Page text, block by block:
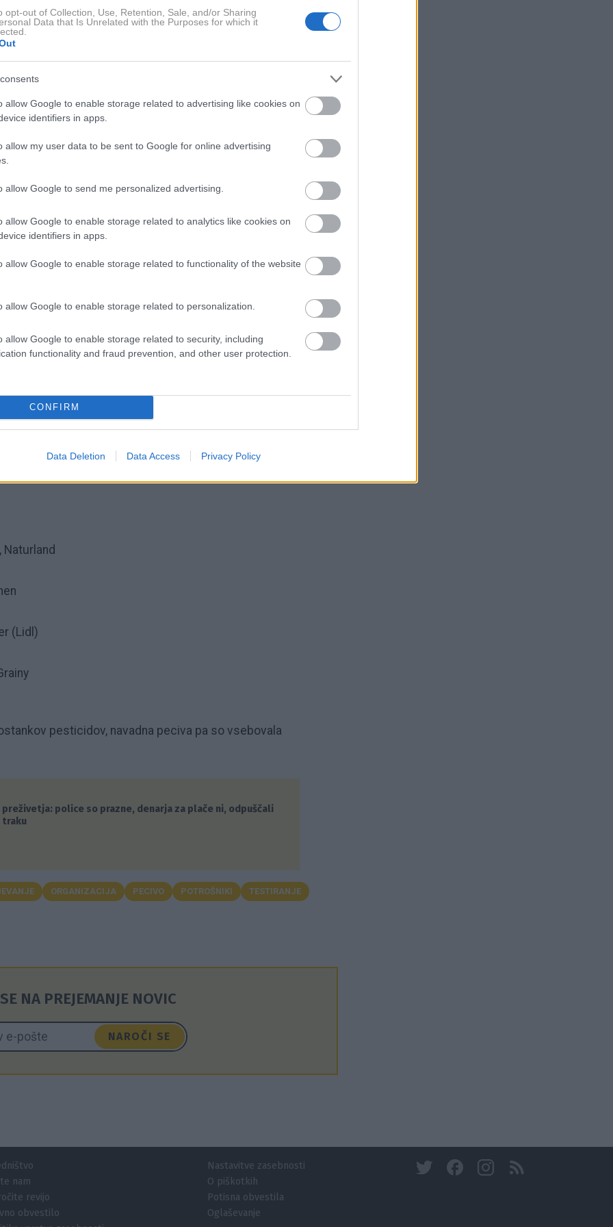
opt-out of Collection, Use, Retention, Sale, and/or Sharing
Data that Is Unrelated with the Purposes for which it
allow Google to enable storage related to advertising like cookies on
identifiers in apps.
allow my user data to be sent to Google for online advertising
allow Google to send me personalized advertising.
allow Google to enable storage related to analytics like cookies on
identifiers in apps.
allow Google to enable storage related to functionality of the website
allow Google to enable storage related to personalization.
allow Google to enable storage related to security, including
functionality and fraud prevention, and other user protection.
CONFIRM
Data Deletion Data Access Privacy Policy
različice so kritične
ogljikovodike. Gre za snovi, ki se lahko kopičijo v
zdravstvene posledice pa še niso povsem
glifosata v Gut & Günstig vital & fit 6
imelo povišano vsebnost soli (več kot 1,2 g na 100 g),
. Kritični so bili tudi dodatki,
jabolka).
dobro
vključno s tremi brezglutenskimi različicami:
(Aldi Nord/Süd)
(Lidl)
pesticidov, navadna peciva pa so vsebovala
police so prazne, denarja za plače ni, odpuščali
traku
ORGANIZACIJA PECIVO POTROŠNIKI TESTIRANJE
NA PREJEMANJE NOVIC
NAROČI SE
nam
revijo
obvestilo
Nastavitve zasebnosti
O piškotkih
Potisna obvestila
Oglaševanje